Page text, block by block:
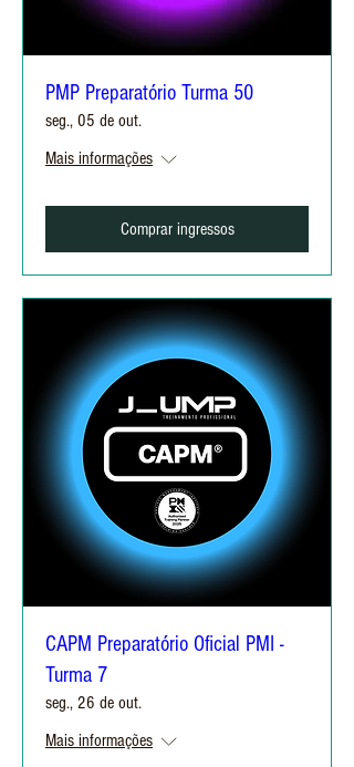
PMP Preparatório Turma 50
seg., 05 de out.
Mais informações
Comprar ingressos
CAPM Preparatório Oficial PMI -
Turma 7
seg., 26 de out.
Mais informações